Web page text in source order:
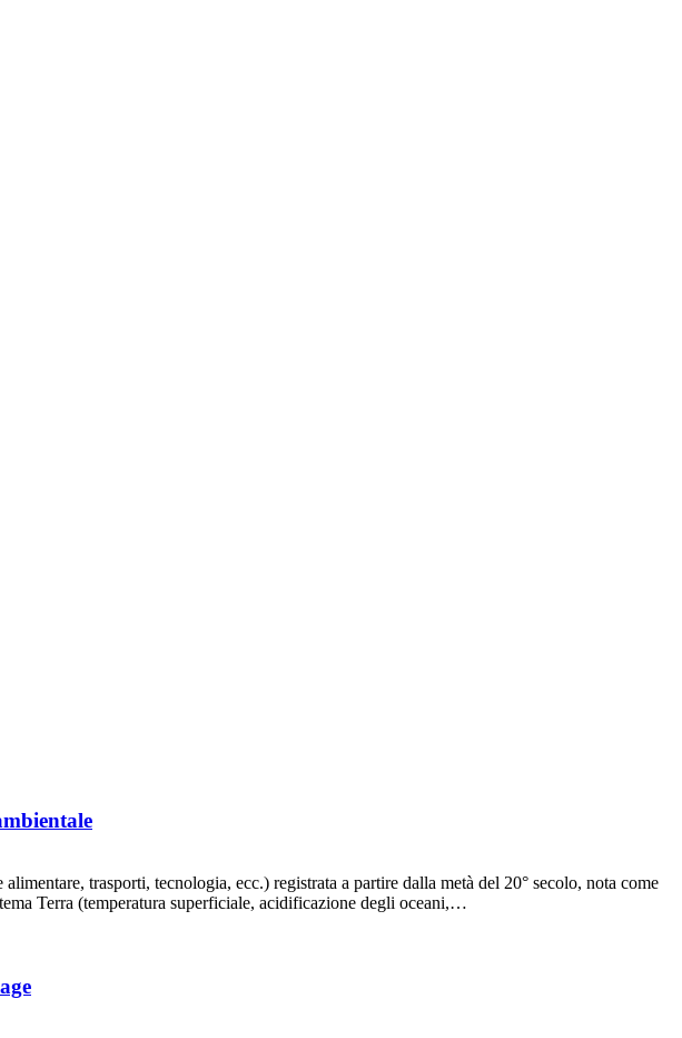
trasporti, tecnologia, ecc.) registrata a partire dalla metà del 20° secolo, nota come
Terra (temperatura superficiale, acidificazione degli oceani,…